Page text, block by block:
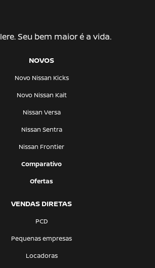
Seu bem maior é a vida.
NOVOS
Novo Nissan Kicks
Novo Nissan Kait
Nissan Versa
Nissan Sentra
Nissan Frontier
Comparativo
Ofertas
VENDAS DIRETAS
PCD
Pequenas empresas
Locadoras